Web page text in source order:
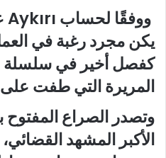
يكن مجرد رغبة في
كفصل أخير في سلسلة
المريرة التي طفت
وتصدر الصراع المفتوح
الأكبر المشهد